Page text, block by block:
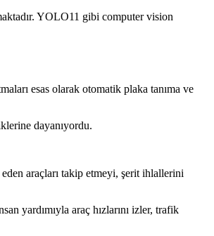
YOLO11 gibi computer vision
esas olarak otomatik plaka tanıma ve
dayanıyordu.
araçları takip etmeyi, şerit ihlallerini
yardımıyla araç hızlarını izler, trafik